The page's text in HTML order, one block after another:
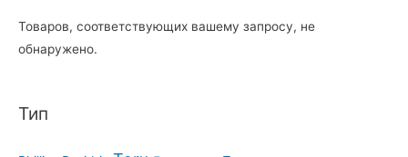
Тип
Товаров, соответствующих вашему запросу, не
обнаружено.